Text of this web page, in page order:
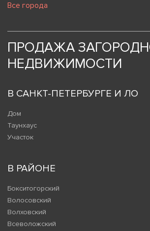
Все города
ПРОДАЖА
НЕДВИЖИМОСТИ
В САНКТ-ПЕТЕРБУРГЕ И ЛО
Дом
Таунхаус
Участок
В РАЙОНЕ
Бокситогорский
Волосовский
Волховский
Всеволожский